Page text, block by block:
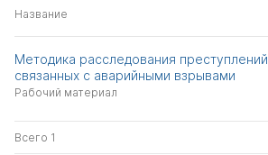
Название
Методика расследования преступлений,
связанных с аварийными взрывами
Рабочий материал
Всего 1